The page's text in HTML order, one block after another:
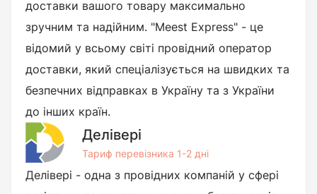
доставки вашого товару максимально
зручним та надійним. "Meest Express" - це
відомий у всьому світі провідний оператор
доставки, який спеціалізується на швидких та
безпечних відправках в Україну та з України
до інших країн.
Делівері
Тариф перевізника 1-2 дні
Делівері - одна з провідних компаній у сфері